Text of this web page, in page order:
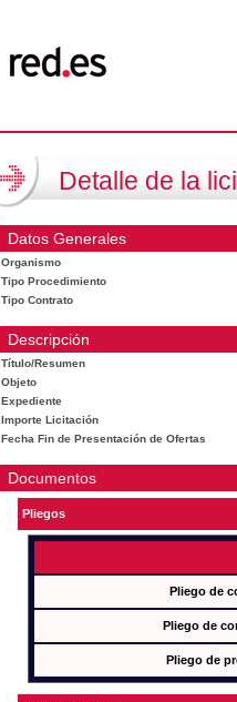
Detalle de la
Datos Generales
Organismo
Tipo Procedimiento
Tipo Contrato
Descripción
Título/Resumen
Objeto
Expediente
Importe Licitación
Fecha Fin de Presentación de Ofertas
Documentos
Pliegos
Pliego de
Pliego de
Pliego de